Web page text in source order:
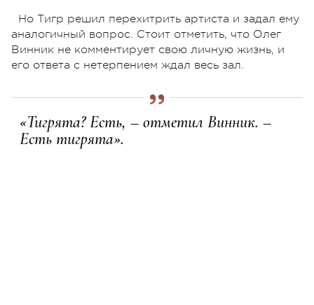
Но Тигр решил перехитрить артиста и задал ему
аналогичный вопрос. Стоит отметить, что Олег
Винник не комментирует свою личную жизнь, и
его ответа с нетерпением ждал весь зал.
«Тигрята? Есть, – отметил Винник. –
Есть тигрята».